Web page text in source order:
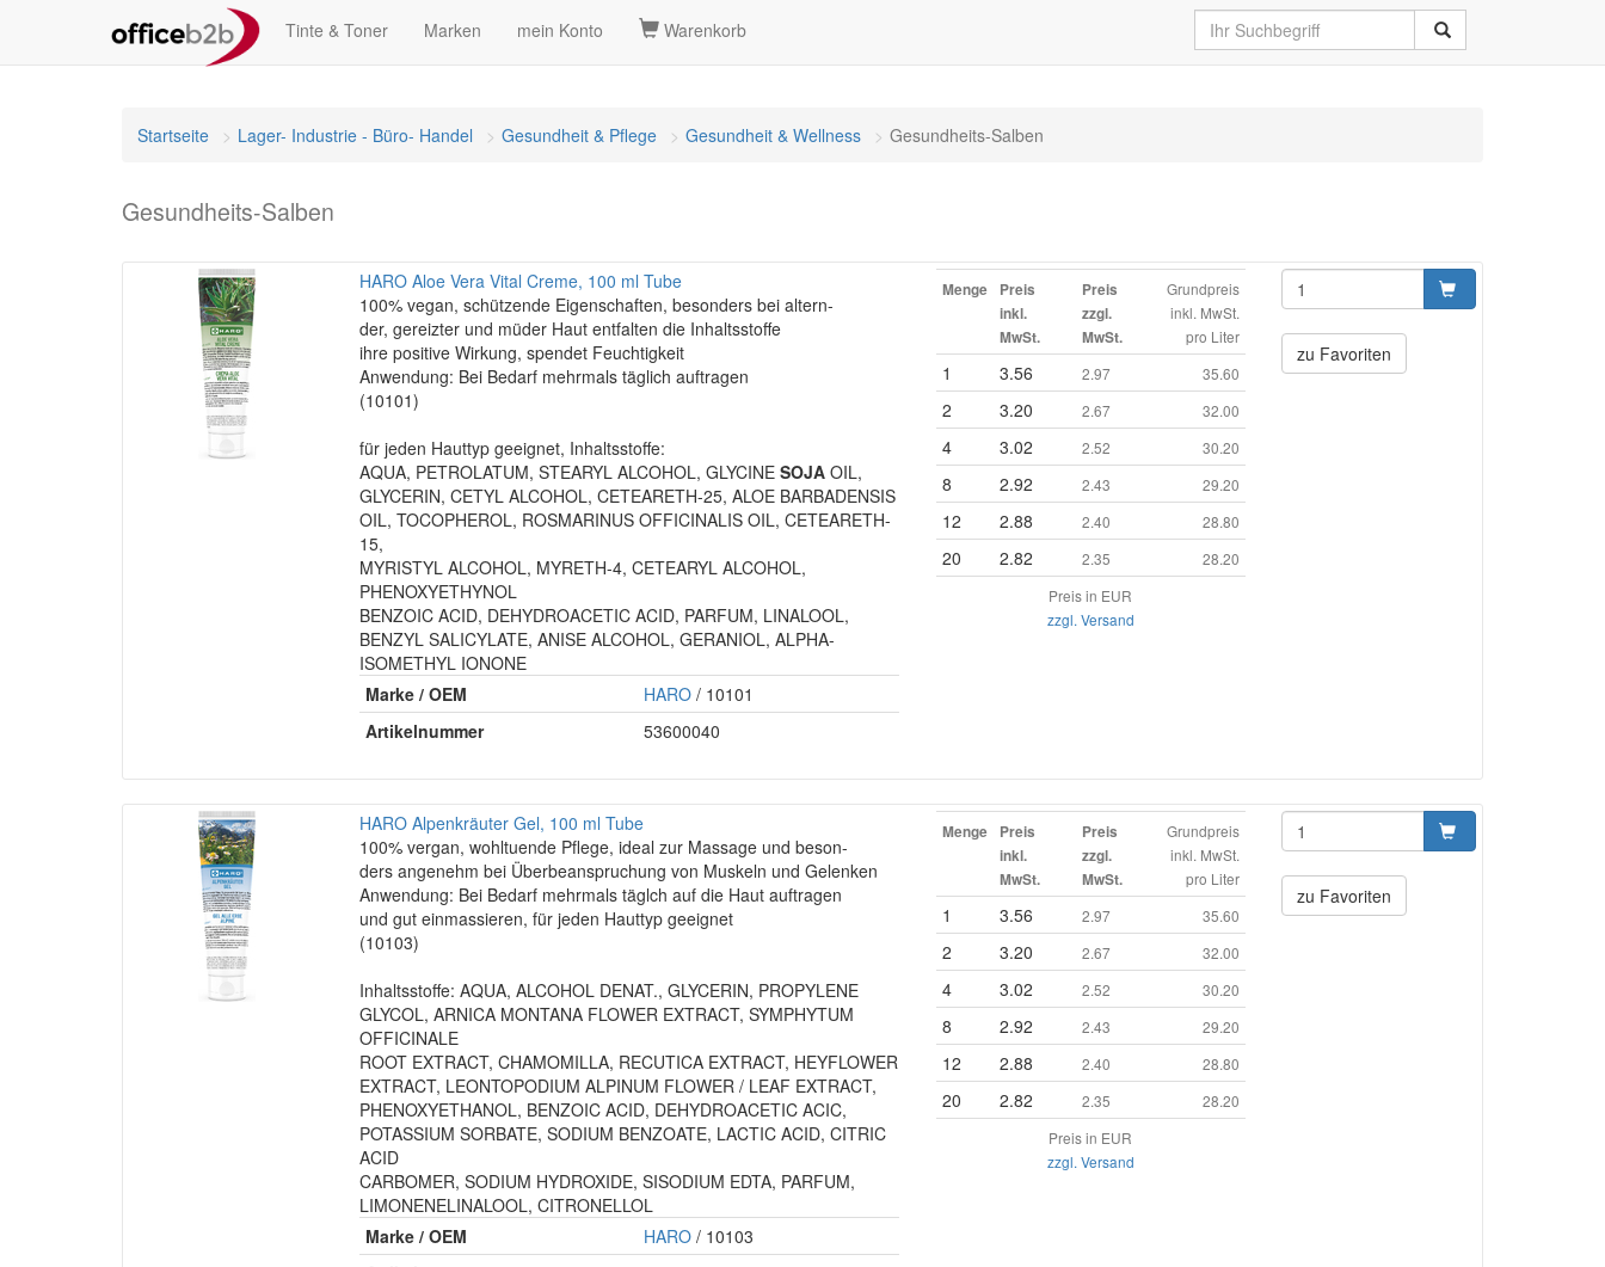
Tinte & Toner Marken mein Konto Warenkorb
Startseite Lager- Industrie - Büro- Handel Gesundheit & Pflege Gesundheit & Wellness Gesundheits-Salben
Gesundheits-Salben
HARO Aloe Vera Vital Creme, 100 ml Tube
100% vegan, schützende Eigenschaften, besonders bei altern-
der, gereizter und müder Haut entfalten die Inhaltsstoffe
ihre positive Wirkung, spendet Feuchtigkeit
Anwendung: Bei Bedarf mehrmals täglich auftragen
(10101)
für jeden Hauttyp geeignet, Inhaltsstoffe:
AQUA, PETROLATUM, STEARYL ALCOHOL, GLYCINE SOJA OIL,
GLYCERIN, CETYL ALCOHOL, CETEARETH-25, ALOE BARBADENSIS
OIL, TOCOPHEROL, ROSMARINUS OFFICINALIS OIL, CETEARETH-
15,
MYRISTYL ALCOHOL, MYRETH-4, CETEARYL ALCOHOL,
PHENOXYETHYNOL
BENZOIC ACID, DEHYDROACETIC ACID, PARFUM, LINALOOL,
BENZYL SALICYLATE, ANISE ALCOHOL, GERANIOL, ALPHA-
ISOMETHYL IONONE
Marke / OEM
HARO / 10101
Artikelnummer
53600040
Menge
Preis
inkl.
MwSt.
Preis
zzgl.
MwSt.
Grundpreis
inkl. MwSt.
pro Liter
1 3.56 2.97 35.60
2 3.20 2.67 32.00
4 3.02 2.52 30.20
8 2.92 2.43 29.20
12 2.88 2.40 28.80
20 2.82 2.35
28.20
Preis in EUR
zzgl. Versand
zu Favoriten
HARO Alpenkräuter Gel, 100 ml Tube
100% vergan, wohltuende Pflege, ideal zur Massage und beson-
ders angenehm bei Überbeanspruchung von Muskeln und Gelenken
Anwendung: Bei Bedarf mehrmals täglch auf die Haut auftragen
und gut einmassieren, für jeden Hauttyp geeignet
(10103)
Inhaltsstoffe: AQUA, ALCOHOL DENAT., GLYCERIN, PROPYLENE
GLYCOL, ARNICA MONTANA FLOWER EXTRACT, SYMPHYTUM
OFFICINALE
ROOT EXTRACT, CHAMOMILLA, RECUTICA EXTRACT, HEYFLOWER
EXTRACT, LEONTOPODIUM ALPINUM FLOWER / LEAF EXTRACT,
PHENOXYETHANOL, BENZOIC ACID, DEHYDROACETIC ACIC,
POTASSIUM SORBATE, SODIUM BENZOATE, LACTIC ACID, CITRIC
ACID
CARBOMER, SODIUM HYDROXIDE, SISODIUM EDTA, PARFUM,
LIMONENELINALOOL, CITRONELLOL
Marke / OEM
HARO / 10103
Menge
Preis
inkl.
MwSt.
Preis
zzgl.
MwSt.
Grundpreis
inkl. MwSt.
pro Liter
1 3.56 2.97 35.60
2 3.20 2.67 32.00
4 3.02 2.52 30.20
8 2.92 2.43 29.20
12 2.88 2.40 28.80
20 2.82 2.35
28.20
Preis in EUR
zzgl. Versand
zu Favoriten